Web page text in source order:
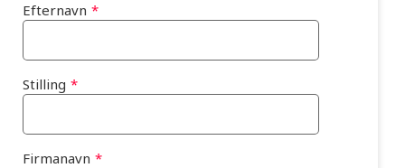
Efternavn
Stilling
Firmanavn